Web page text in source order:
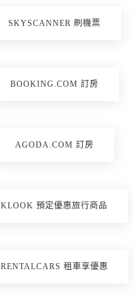
SKYSCANNER 刷機票
BOOKING.COM 訂房
AGODA.COM 訂房
KLOOK 預定優惠旅行商品
RENTALCARS 租車享優惠